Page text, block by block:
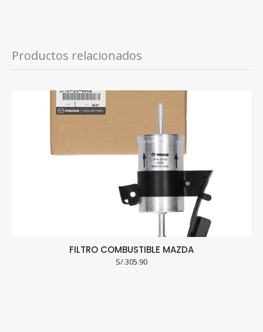
Productos relacionados
FILTRO COMBUSTIBLE MAZDA
S/.305.90